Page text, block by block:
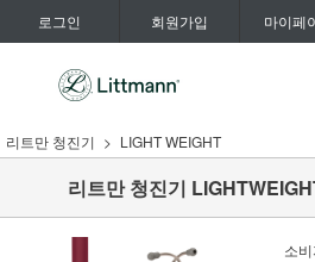
로그인 회원가입 마이페
리트만 청진기 LIGHT WEIGHT
리트만 청진기
소